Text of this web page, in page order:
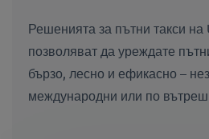
Решенията за пътни такси на
позволяват да уреждате
бързо, лесно и ефикасно –
международни или по